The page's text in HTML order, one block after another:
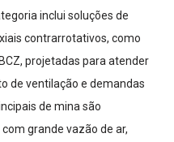
inclui soluções de
contrarrotativos, como
projetadas para atender
de ventilação e demandas
de mina são
grande vazão de ar,